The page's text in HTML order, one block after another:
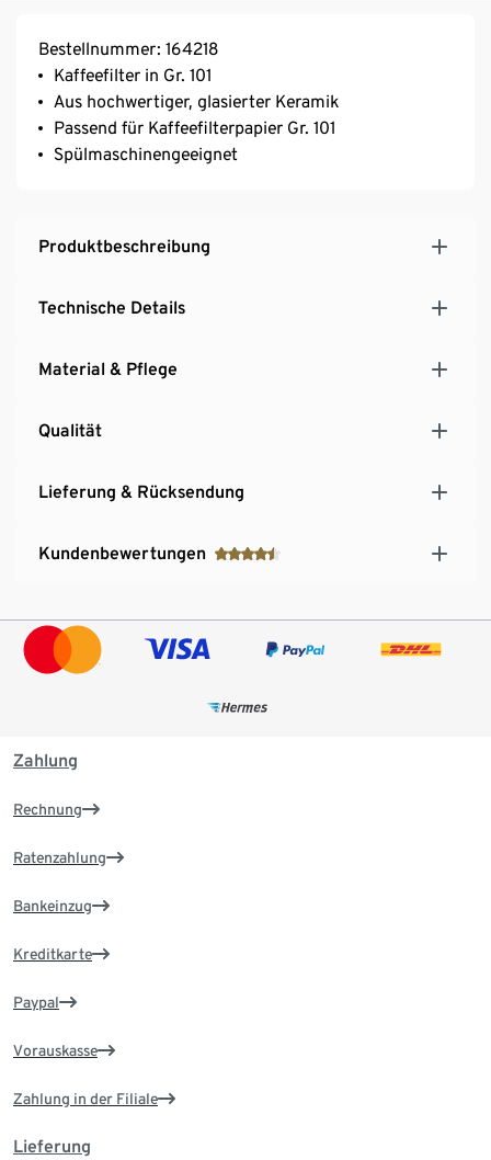
Bestellnummer: 164218
Kaffeefilter in Gr. 101
Aus hochwertiger, glasierter Keramik
Passend für Kaffeefilterpapier Gr. 101
Spülmaschinengeeignet
Produktbeschreibung
Technische Details
Material & Pflege
Qualität
Lieferung & Rücksendung
Kundenbewertungen
Zahlung
Rechnung
Ratenzahlung
Bankeinzug
Kreditkarte
Paypal
Vorauskasse
Zahlung in der Filiale
Lieferung